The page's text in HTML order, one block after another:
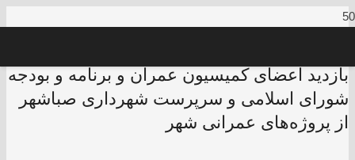
بازدید اعضای کمیسیون عمران و برنامه و بودجه
شورای اسلامی و سرپرست شهرداری صباشهر
از پروژه‌های عمرانی شهر